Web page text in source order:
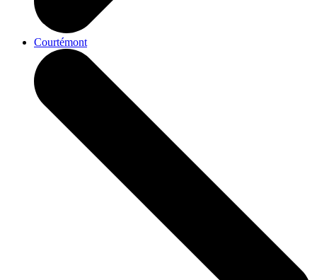
Courtémont